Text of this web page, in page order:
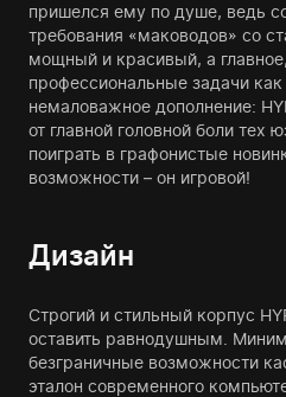
пришелся ему по душе, ведь
требования «маководов» со
мощный и красивый, а
профессиональные задачи
немаловажное дополнение:
от главной головной боли тех
поиграть в графонистые
возможности – он игровой!
Дизайн
Строгий и стильный корпус
оставить равнодушным.
безграничные возможности
эталон современного